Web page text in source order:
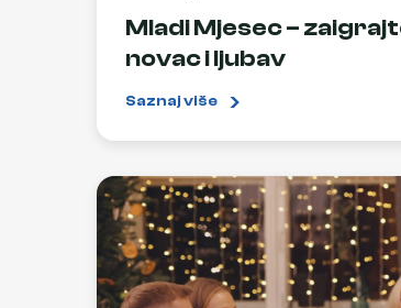
Mladi Mjesec –
novac i ljubav
Saznaj više